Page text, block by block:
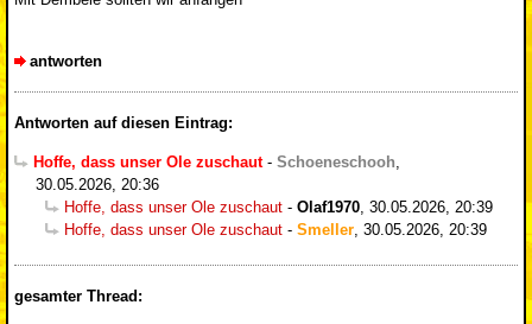
antworten
Antworten auf diesen Eintrag:
Hoffe, dass unser Ole zuschaut- Schoeneschooh,
30.05.2026, 20:36
Hoffe, dass unser Ole zuschaut - Olaf1970, 30.05.2026, 20:39
Hoffe, dass unser Ole zuschaut - Smeller, 30.05.2026, 20:39
gesamter Thread: